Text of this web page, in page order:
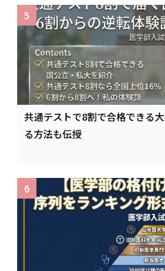
共通テストで8割で合格できる
る方法も伝授
5
6